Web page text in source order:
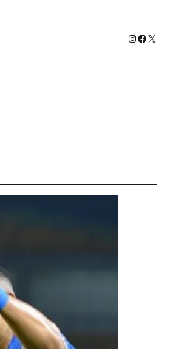
Instagram
Facebook
X